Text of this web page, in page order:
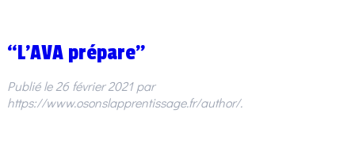
“L’AVA prépare”
Publié le26 février 2021par
https://www.osonslapprentissage.fr/author/.